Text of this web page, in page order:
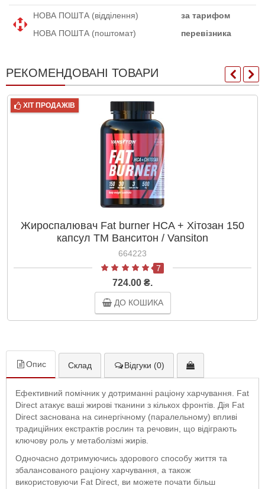
НОВА ПОШТА (відділення)
за тарифом
НОВА ПОШТА (поштомат)
перевізника
РЕКОМЕНДОВАНІ ТОВАРИ
ХІТ ПРОДАЖІВ
Жироспалювач Fat burner HCA + Хітозан 150
капсул ТМ Ванситон / Vansiton
664223
7
724.00 ₴.
ДО КОШИКА
Опис Склад Відгуки (0)
Ефективний помічник у дотриманні раціону харчування. Fat
Direct атакує ваші жирові тканини з кількох фронтів. Дія Fat
Direct заснована на синергічному (паралельному) впливі
традиційних екстрактів рослин та речовин, що відіграють
ключову роль у метаболізмі жирів.
Одночасно дотримуючись здорового способу життя та
збалансованого раціону харчування, а також
використовуючи Fat Direct, ви можете почати більш